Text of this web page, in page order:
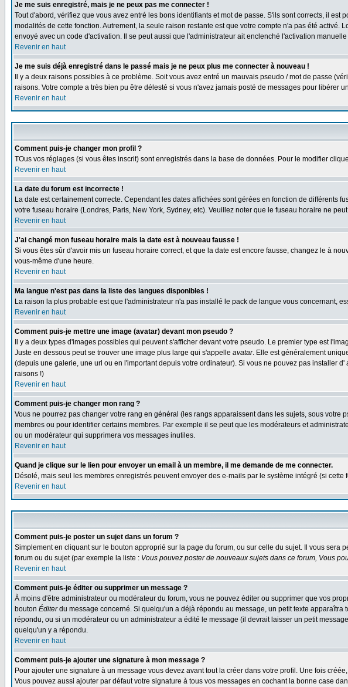
Je me suis enregistré, mais je ne peux pas me connecter !
Tout d'abord, vérifiez que vous avez entré les bons identifiants et mot de passe. S'ils sont corrects, il est
modalités de cette fonction. Autrement, la seule raison restante est que votre compte n'a pas été
envoyé avec un code d'activation. Il se peut aussi que l'administrateur ait enclenché l'activation
Revenir en haut
Je me suis déjà enregistré dans le passé mais je ne peux plus me connecter à nouveau !
Il y a deux raisons possibles à ce problème. Soit vous avez entré un mauvais pseudo / mot de passe
raisons. Votre compte a très bien pu être délesté si vous n'avez jamais posté de messages pour libérer
Revenir en haut
Comment puis-je changer mon profil ?
TOus vos réglages (si vous êtes inscrit) sont enregistrés dans la base de données. Pour le modifier
Revenir en haut
La date du forum est incorrecte !
La date est certainement correcte. Cependant les dates affichées sont gérées en fonction de
votre fuseau horaire (Londres, Paris, New York, Sydney, etc). Veuillez noter que le fuseau horaire ne
Revenir en haut
J'ai changé mon fuseau horaire mais la date est à nouveau fausse !
Si vous êtes sûr d'avoir mis un fuseau horaire correct, et que la date est encore fausse, changez le à
vous-même d'une heure.
Revenir en haut
Ma langue n'est pas dans la liste des langues disponibles !
La raison la plus probable est que l'administrateur n'a pas installé le pack de langue vous concernant,
Revenir en haut
Comment puis-je mettre une image (avatar) devant mon pseudo ?
Il y a deux types d'images possibles qui peuvent s'afficher devant votre pseudo. Le premier type est
Juste en dessous peut se trouver une image plus large qui s'appelle avatar. Elle est généralement
(depuis une galerie, une url ou en l'important depuis votre ordinateur). Si vous ne pouvez pas installer
raisons !)
Revenir en haut
Comment puis-je changer mon rang ?
Vous ne pourrez pas changer votre rang en général (les rangs apparaissent dans les sujets, sous
membres ou pour identifier certains membres. Par exemple il se peut que les modérateurs et
ou un modérateur qui supprimera vos messages inutiles.
Revenir en haut
Quand je clique sur le lien pour envoyer un email à un membre, il me demande de me connecter.
Désolé, mais seul les membres enregistrés peuvent envoyer des e-mails par le système intégré (si
Revenir en haut
Comment puis-je poster un sujet dans un forum ?
Simplement en cliquant sur le bouton approprié sur la page du forum, ou sur celle du sujet. Il vous
forum ou du sujet (par exemple la liste : Vous pouvez poster de nouveaux sujets dans ce forum, Vous
Revenir en haut
Comment puis-je éditer ou supprimer un message ?
À moins d'être administrateur ou modérateur du forum, vous ne pouvez éditer ou supprimer que vos
bouton Éditerdu message concerné. Si quelqu'un a déjà répondu au message, un petit texte
répondu, ou si un modérateur ou un administrateur a édité le message (il devrait laisser un petit
quelqu'un y a répondu.
Revenir en haut
Comment puis-je ajouter une signature à mon message ?
Pour ajouter une signature à un message vous devez avant tout la créer dans votre profil. Une fois
Vous pouvez aussi ajouter par défaut votre signature à tous vos messages en cochant la bonne case